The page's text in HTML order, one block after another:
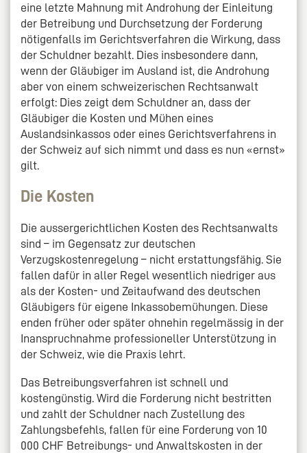
eine letzte Mahnung mit Androhung der Einleitung
der Betreibung und Durchsetzung der Forderung
nötigenfalls im Gerichtsverfahren die Wirkung, dass
der Schuldner bezahlt. Dies insbesondere dann,
wenn der Gläubiger im Ausland ist, die Androhung
aber von einem schweizerischen Rechtsanwalt
erfolgt: Dies zeigt dem Schuldner an, dass der
Gläubiger die Kosten und Mühen eines
Auslandsinkassos oder eines Gerichtsverfahrens in
der Schweiz auf sich nimmt und dass es nun «ernst»
gilt.
Die Kosten
Die aussergerichtlichen Kosten des Rechtsanwalts
sind – im Gegensatz zur deutschen
Verzugskostenregelung – nicht erstattungsfähig. Sie
fallen dafür in aller Regel wesentlich niedriger aus
als der Kosten- und Zeitaufwand des deutschen
Gläubigers für eigene Inkassobemühungen. Diese
enden früher oder später ohnehin regelmässig in der
Inanspruchnahme professioneller Unterstützung in
der Schweiz, wie die Praxis lehrt.
Das Betreibungsverfahren ist schnell und
kostengünstig. Wird die Forderung nicht bestritten
und zahlt der Schuldner nach Zustellung des
Zahlungsbefehls, fallen für eine Forderung von 10
000 CHF Betreibungs- und Anwaltskosten in der